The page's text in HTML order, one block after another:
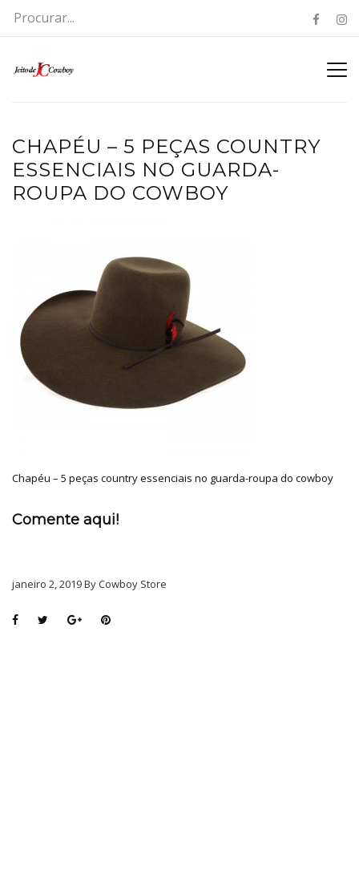
CHAPÉU – 5 PEÇAS COUNTRY
ESSENCIAIS NO GUARDA-
ROUPA DO COWBOY
Chapéu – 5 peças country essenciais no guarda-roupa do cowboy
Comente aqui!
janeiro 2, 2019 By Cowboy Store